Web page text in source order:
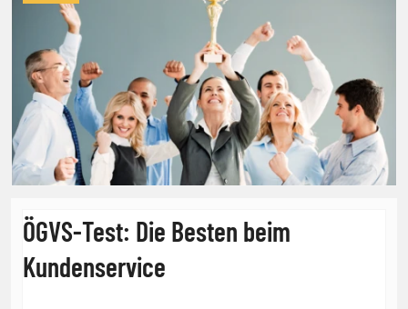
ÖGVS-Test: Die Besten beim
Kundenservice